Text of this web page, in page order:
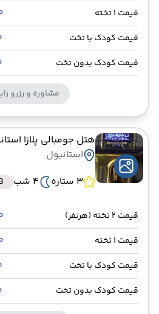
قیمت 1 تخته
قیمت کودک با تخت
قیمت کودک بدون تخت
مشاوره و رزرو
هتل جومبالی پلازا
استانبول
3 ستاره
4 شب
قیمت 2 تخته (هرنفر)
قیمت 1 تخته
قیمت کودک با تخت
قیمت کودک بدون تخت